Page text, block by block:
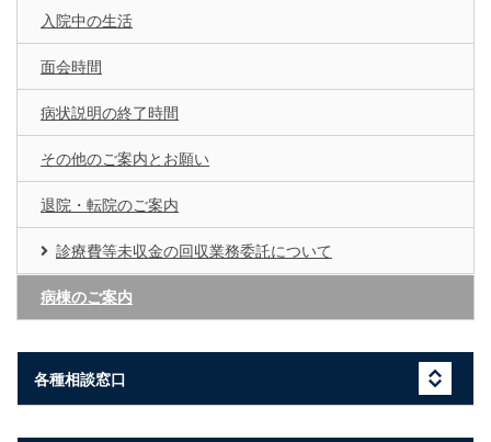
入院中の生活
面会時間
病状説明の終了時間
その他のご案内とお願い
退院・転院のご案内
診療費等未収金の回収業務委託について
病棟のご案内
各種相談窓口